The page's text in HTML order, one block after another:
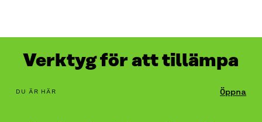
Verktyg för att tillämpa
DU ÄR HÄR Öppna